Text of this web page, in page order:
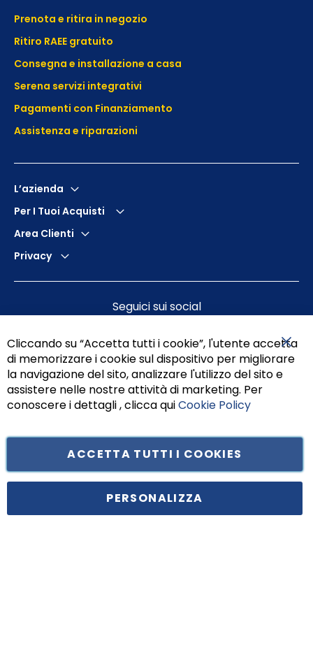
Prenota e ritira in negozio
Ritiro RAEE gratuito
Consegna e installazione a casa
Serena servizi integrativi
Pagamenti con Finanziamento
Assistenza e riparazioni
L’azienda
Per I Tuoi Acquisti
Area Clienti
Privacy
Seguici sui social
Principe di Piemonte 199, cap. 80026 Casoria (NA) - C.F. 05834470634 -
Cliccando su “Accetta tutti i cookie”, l'utente accetta
di memorizzare i cookie sul dispositivo per migliorare
la navigazione del sito, analizzare l'utilizzo del sito e
assistere nelle nostre attività di marketing. Per
conoscere i dettagli , clicca quiCookie Policy
ACCETTA TUTTI I COOKIES
PERSONALIZZA